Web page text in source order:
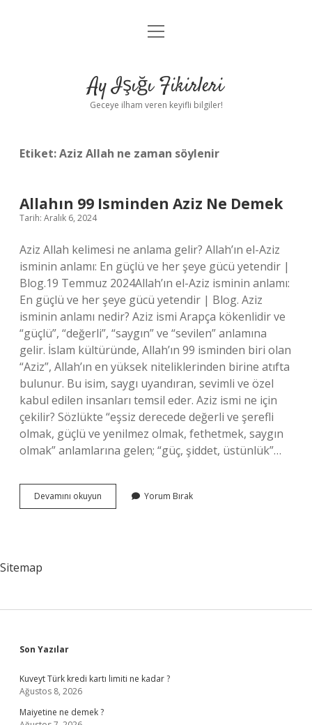
Anasayfa
Yasal Uyarı
menüyü
Ay Işığı Fikirleri
Geceye ilham veren keyifli bilgiler!
Etiket:Aziz Allah ne zaman söylenir
Allahın 99 Isminden Aziz Ne Demek
Tarih: Aralık 6, 2024
Aziz Allah kelimesi ne anlama gelir? Allah’ın el-Aziz
isminin anlamı: En güçlü ve her şeye gücü yetendir |
Blog.19 Temmuz 2024Allah’ın el-Aziz isminin anlamı:
En güçlü ve her şeye gücü yetendir | Blog. Aziz
isminin anlamı nedir? Aziz ismi Arapça kökenlidir ve
“güçlü”, “değerli”, “saygın” ve “sevilen” anlamına
gelir. İslam kültüründe, Allah’ın 99 isminden biri olan
“Aziz”, Allah’ın en yüksek niteliklerinden birine atıfta
bulunur. Bu isim, saygı uyandıran, sevimli ve özel
kabul edilen insanları temsil eder. Aziz ismi ne için
çekilir? Sözlükte “eşsiz derecede değerli ve şerefli
olmak, güçlü ve yenilmez olmak, fethetmek, saygın
olmak” anlamlarına gelen; “güç, şiddet, üstünlük”…
Devamını okuyun
99
Yorum Bırak
Sitemap
Sidebar
Son Yazılar
Kuveyt Türk kredi kartı limiti ne kadar ?
Ağustos 8, 2026
Maiyetine ne demek ?